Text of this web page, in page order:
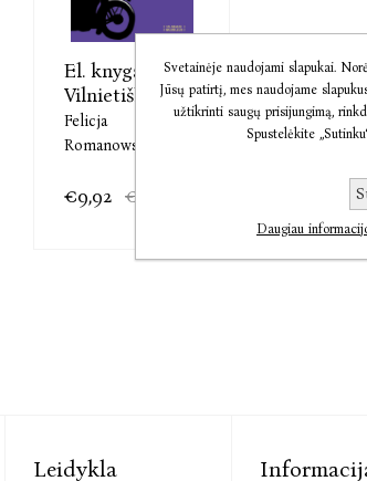
El. knyga
Vilnietiškas ...
Felicja
Romanowska
€9,92 €12,40
Leidykla
Svetainėje naudojami slapukai.
Jūsų patirtį, mes naudojame
užtikrinti saugų prisijungimą,
Spustelėkite
Daugiau